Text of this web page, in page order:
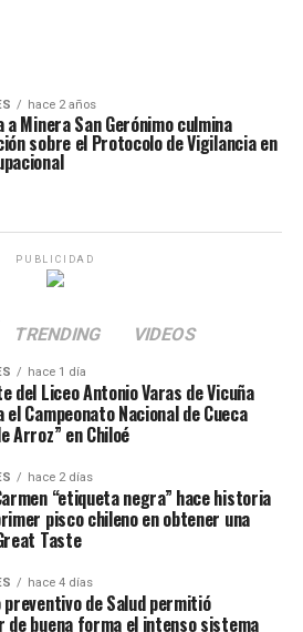
hace 2 años
a Minera San Gerónimo culmina
sobre el Protocolo de Vigilancia en
PUBLICIDAD
TRENDING VIDEOS
hace 1 día
del Liceo Antonio Varas de Vicuña
Campeonato Nacional de Cueca
Arroz” en Chiloé
hace 2 días
“etiqueta negra” hace historia
pisco chileno en obtener una
Taste
hace 4 días
preventivo de Salud permitió
buena forma el intenso sistema